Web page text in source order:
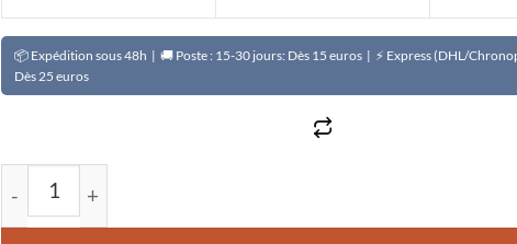
📦 Expédition sous 48h | 🚚 Poste : 15-30 jours: Dès 15 euros | ⚡ Express (DHL/
Dès 25 euros
quantité de Tube crème GLUTA WHITE